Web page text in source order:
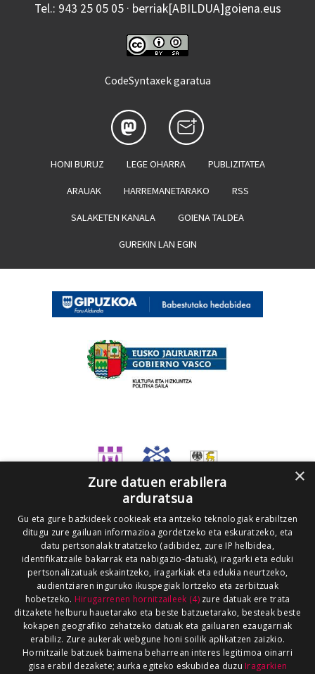
Tel.: 943 25 05 05 · berriak[ABILDUA]goiena.eus
CodeSyntaxek garatua
HONI BURUZ LEGE OHARRA PUBLIZITATEA
ARAUAK HARREMANETARAKO RSS
SALAKETEN KANALA GOIENA TALDEA
GUREKIN LAN EGIN
×
Zure datuen erabilera
arduratsua
Gu eta gure bazkideek cookieak eta antzeko teknologiak erabiltzen
ditugu zure gailuan informazioa gordetzeko eta eskuratzeko, eta
datu pertsonalak tratatzeko (adibidez, zure IP helbidea,
identifikatzaile bakarrak eta nabigazio-datuak), iragarki eta eduki
pertsonalizatuak eskaintzeko, iragarkiak eta edukia neurtzeko,
audientziaren inguruko ikuspegiak lortzeko eta zerbitzuak
hobetzeko. Hirugarrenen hornitzaileek (4)zure datuak ere trata
ditzakete helburu hauetarako eta beste batzuetarako, besteak beste
kokapen geografiko zehatzeko datuak eta gailuaren ezaugarriak
erabiliz. Zure aukerak webgune honi soilik aplikatzen zaizkio.
Hornitzaile batzuek baimena beharrean interes legitimoa oinarri
gisa erabil dezakete; aurka egiteko eskubidea duzu Iragarkien